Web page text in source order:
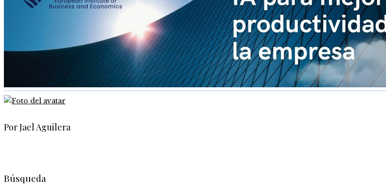
Por Jael Aguilera
Búsqueda